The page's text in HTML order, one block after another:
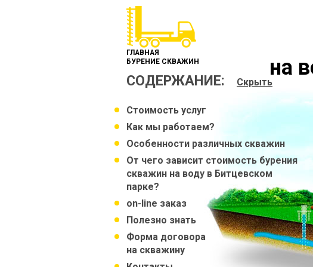
ГЛАВНАЯ
БУРЕНИЕ СКВАЖИН
на
СОДЕРЖАНИЕ: Скрыть
Стоимость услуг
Как мы работаем?
Особенности различных скважин
От чего зависит стоимость бурения
скважин на воду в Битцевском
парке?
on-line заказ
Полезно знать
Форма договора
на скважину